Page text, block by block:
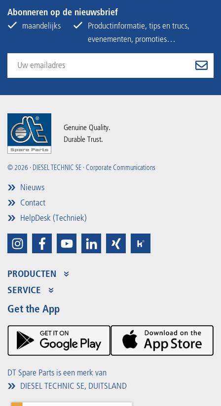
Abonneren op de nieuwsbrief
maandelijks
Productinformatie, tips en trucs,
evenementen, promoties…
Genuine Quality.
Durable Trust.
© 2026 · DIESEL TECHNIC SE · Corporate Communications
Nieuws
Contact
HelpDesk (Techniek)
PRODUCTEN
Productaanbod
Partner Portal
Product Promotions
SERVICE
Voordelen
Evenementen
Downloads
Get the App
DT Spare Parts is een merk van
DIESEL TECHNIC SE, DUITSLAND